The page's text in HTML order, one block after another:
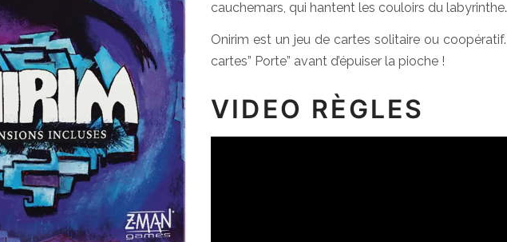
cauchemars, qui hantent les couloirs du
Onirim est un jeu de cartes solitaire ou
cartes” Porte” avant d’épuiser la pioche !
VIDEO RÈGLES